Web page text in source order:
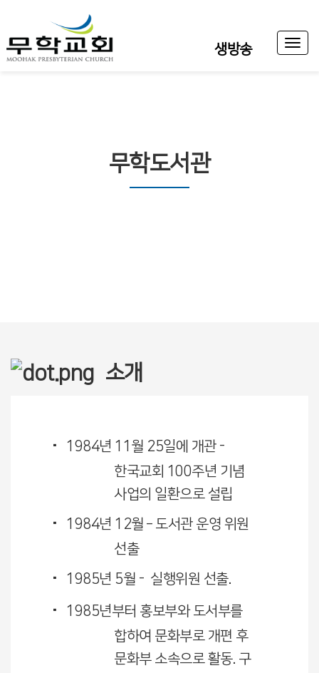
생방송
Toggle
무학도서관
소개
1984년 11월 25일에 개관 -
한국교회 100주년 기념
사업의 일환으로 설립
1984년 12월 – 도서관 운영 위원
선출
1985년 5월 - 실행위원 선출.
1985년부터 홍보부와 도서부를
합하여 문화부로 개편 후
문화부 소속으로 활동. 구